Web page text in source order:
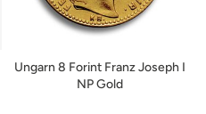
Ungarn 8 Forint Franz Joseph I
NP Gold